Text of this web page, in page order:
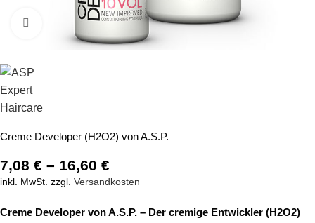
Click to enlarge
Creme Developer (H2O2) von A.S.P.
7,08 € – 16,60 €
inkl. MwSt. zzgl. Versandkosten
Creme Developer von A.S.P. – Der cremige Entwickler (H2O2)